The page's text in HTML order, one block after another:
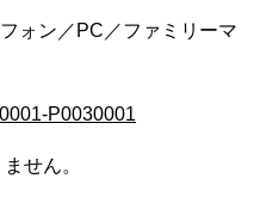
ォン／PC／ファミリーマ
P0030001
せん。